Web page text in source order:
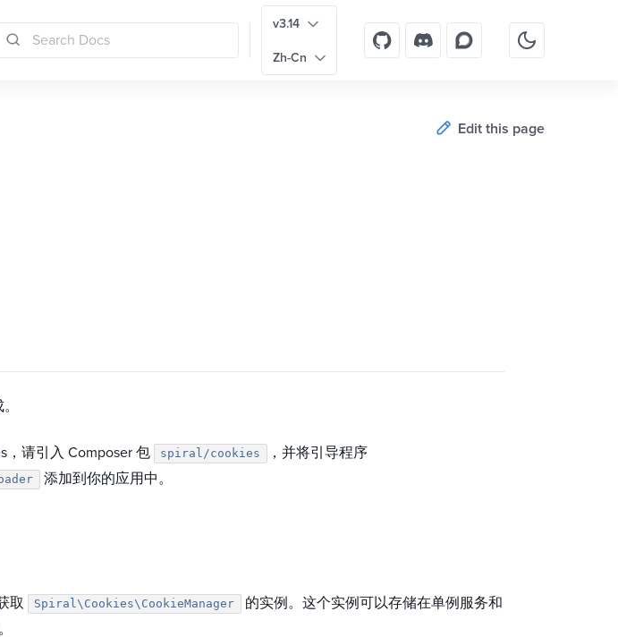
v3.14
Zh-Cn
Edit this page
，请引入 Composer 包 spiral/cookies ，并将引导程序
添加到你的应用中。
取 Spiral\Cookies\CookieManager
的实例。这个实例可以存储在单例服务和